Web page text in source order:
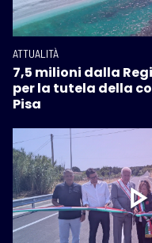
ATTUALITÀ
7,5 milioni dalla
per la tutela della
Pisa